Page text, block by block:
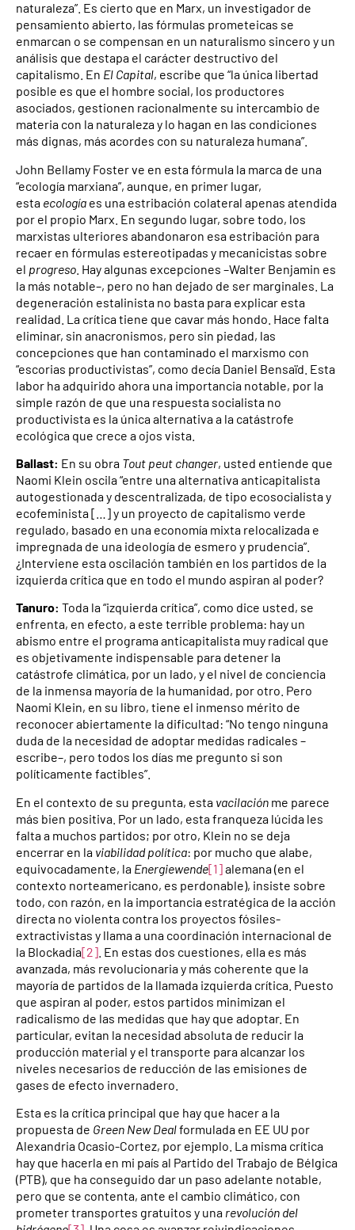
naturaleza”. Es cierto que en Marx, un investigador de
pensamiento abierto, las fórmulas prometeicas se
enmarcan o se compensan en un naturalismo sincero y un
análisis que destapa el carácter destructivo del
capitalismo. En El Capital, escribe que “la única libertad
posible es que el hombre social, los productores
asociados, gestionen racionalmente su intercambio de
materia con la naturaleza y lo hagan en las condiciones
más dignas, más acordes con su naturaleza humana”.
John Bellamy Foster ve en esta fórmula la marca de una
“ecología marxiana”, aunque, en primer lugar,
esta ecología es una estribación colateral apenas atendida
por el propio Marx. En segundo lugar, sobre todo, los
marxistas ulteriores abandonaron esa estribación para
recaer en fórmulas estereotipadas y mecanicistas sobre
el progreso . Hay algunas excepciones –Walter Benjamin es
la más notable–, pero no han dejado de ser marginales. La
degeneración estalinista no basta para explicar esta
realidad. La crítica tiene que cavar más hondo. Hace falta
eliminar, sin anacronismos, pero sin piedad, las
concepciones que han contaminado el marxismo con
“escorias productivistas”, como decía Daniel Bensaïd. Esta
labor ha adquirido ahora una importancia notable, por la
simple razón de que una respuesta socialista no
productivista es la única alternativa a la catástrofe
ecológica que crece a ojos vista.
Ballast: En su obra Tout peut changer, usted entiende que
Naomi Klein oscila “entre una alternativa anticapitalista
autogestionada y descentralizada, de tipo ecosocialista y
ecofeminista […] y un proyecto de capitalismo verde
regulado, basado en una economía mixta relocalizada e
impregnada de una ideología de esmero y prudencia”.
¿Interviene esta oscilación también en los partidos de la
izquierda crítica que en todo el mundo aspiran al poder?
Tanuro: Toda la “izquierda crítica”, como dice usted, se
enfrenta, en efecto, a este terrible problema: hay un
abismo entre el programa anticapitalista muy radical que
es objetivamente indispensable para detener la
catástrofe climática, por un lado, y el nivel de conciencia
de la inmensa mayoría de la humanidad, por otro. Pero
Naomi Klein, en su libro, tiene el inmenso mérito de
reconocer abiertamente la dificultad: “No tengo ninguna
duda de la necesidad de adoptar medidas radicales –
escribe–, pero todos los días me pregunto si son
políticamente factibles”.
En el contexto de su pregunta, esta vacilación me parece
más bien positiva. Por un lado, esta franqueza lúcida les
falta a muchos partidos; por otro, Klein no se deja
encerrar en la viabilidad política: por mucho que alabe,
equivocadamente, la Energiewende[1]alemana (en el
contexto norteamericano, es perdonable), insiste sobre
todo, con razón, en la importancia estratégica de la acción
directa no violenta contra los proyectos fósiles-
extractivistas y llama a una coordinación internacional de
la Blockadia[2] . En estas dos cuestiones, ella es más
avanzada, más revolucionaria y más coherente que la
mayoría de partidos de la llamada izquierda crítica. Puesto
que aspiran al poder, estos partidos minimizan el
radicalismo de las medidas que hay que adoptar. En
particular, evitan la necesidad absoluta de reducir la
producción material y el transporte para alcanzar los
niveles necesarios de reducción de las emisiones de
gases de efecto invernadero.
Esta es la crítica principal que hay que hacer a la
propuesta de Green New Dealformulada en EE UU por
Alexandria Ocasio-Cortez, por ejemplo. La misma crítica
hay que hacerla en mi país al Partido del Trabajo de Bélgica
(PTB), que ha conseguido dar un paso adelante notable,
pero que se contenta, ante el cambio climático, con
prometer transportes gratuitos y una revolución del